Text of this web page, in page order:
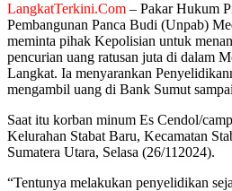
LangkatTerkini.Com – Pakar Hukum
Pembangunan Panca Budi (Unpab)
meminta pihak Kepolisian untuk
pencurian uang ratusan juta di dalam
Langkat. Ia menyarankan
mengambil uang di Bank Sumut
Saat itu korban minum Es Cendol/
Kelurahan Stabat Baru, Kecamatan
Sumatera Utara, Selasa (26/112024).
“Tentunya melakukan penyelidikan